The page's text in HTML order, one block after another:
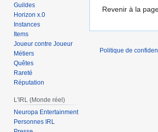
Revenir à la
Guildes
Horizon x.0
Instances
Items
Joueur contre Joueur
Métiers
Quêtes
Rareté
Réputation
L'IRL (Monde réel)
Neuropa Entertainment
Personnes IRL
Politique de